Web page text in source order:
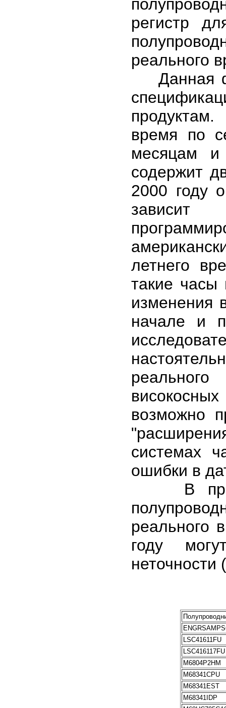
регистр
реального
Данная
время по
месяцам и
содержит
2000 году
зависит
летнего
такие часы
изменения
начале и
возможно
системах
ошибки в
В
реального
году
неточности
LSC41611FU
LSC416117FU
M6804P2HM
M68341CPU
M68341EST
M68341IDP